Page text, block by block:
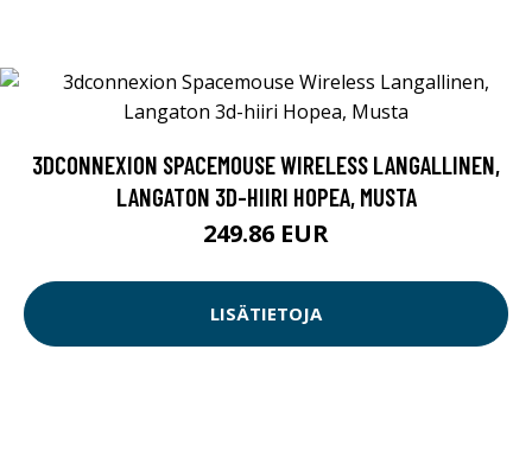
3DCONNEXION SPACEMOUSE WIRELESS LANGALLINEN,
LANGATON 3D-HIIRI HOPEA, MUSTA
249.86 EUR
LISÄTIETOJA